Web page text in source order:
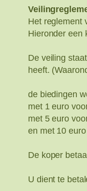
Het reglement
Hieronder een
De veiling
heeft.
de biedingen
met 1 euro
met 5 euro
en met 10
De koper
U dient te